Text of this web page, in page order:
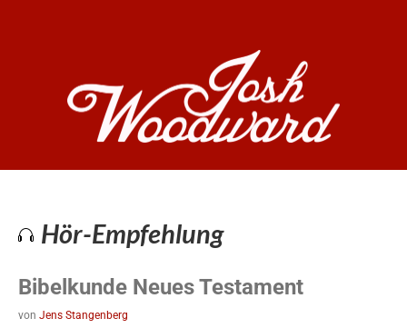
Hör-Empfehlung
Bibelkunde Neues Testament
von Jens Stangenberg